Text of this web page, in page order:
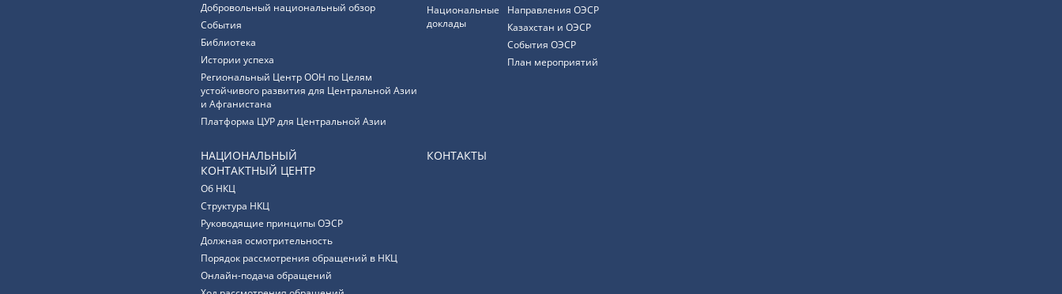
Добровольный национальный обзор
События
Библиотека
Истории успеха
Региональный Центр ООН по Целям
устойчивого развития для Центральной Азии
и Афганистана
Платформа ЦУР для Центральной Азии
Национальные
доклады
Направления ОЭСР
Казахстан и ОЭСР
События ОЭСР
План мероприятий
НАЦИОНАЛЬНЫЙ
КОНТАКТНЫЙ ЦЕНТР
Об НКЦ
Структура НКЦ
Руководящие принципы ОЭСР
Должная осмотрительность
Порядок рассмотрения обращений в НКЦ
Онлайн-подача обращений
КОНТАКТЫ